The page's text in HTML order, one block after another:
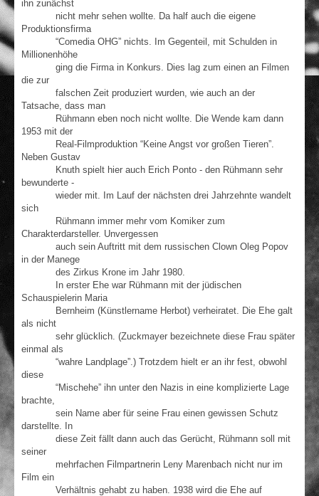
ihn zunächst
nicht mehr sehen wollte. Da half auch die eigene
Produktionsfirma
“Comedia OHG” nichts. Im Gegenteil, mit Schulden in
Millionenhöhe
ging die Firma in Konkurs. Dies lag zum einen an Filmen
die zur
falschen Zeit produziert wurden, wie auch an der
Tatsache, dass man
Rühmann eben noch nicht wollte. Die Wende kam dann
1953 mit der
Real-Filmproduktion “Keine Angst vor großen Tieren”.
Neben Gustav
Knuth spielt hier auch Erich Ponto - den Rühmann sehr
bewunderte -
wieder mit. Im Lauf der nächsten drei Jahrzehnte wandelt
sich
Rühmann immer mehr vom Komiker zum
Charakterdarsteller. Unvergessen
auch sein Auftritt mit dem russischen Clown Oleg Popov
in der Manege
des Zirkus Krone im Jahr 1980.
In erster Ehe war Rühmann mit der jüdischen
Schauspielerin Maria
Bernheim (Künstlername Herbot) verheiratet. Die Ehe galt
als nicht
sehr glücklich. (Zuckmayer bezeichnete diese Frau später
einmal als
“wahre Landplage”.) Trotzdem hielt er an ihr fest, obwohl
diese
“Mischehe” ihn unter den Nazis in eine komplizierte Lage
brachte,
sein Name aber für seine Frau einen gewissen Schutz
darstellte. In
diese Zeit fällt dann auch das Gerücht, Rühmann soll mit
seiner
mehrfachen Filmpartnerin Leny Marenbach nicht nur im
Film ein
Verhältnis gehabt zu haben. 1938 wird die Ehe auf